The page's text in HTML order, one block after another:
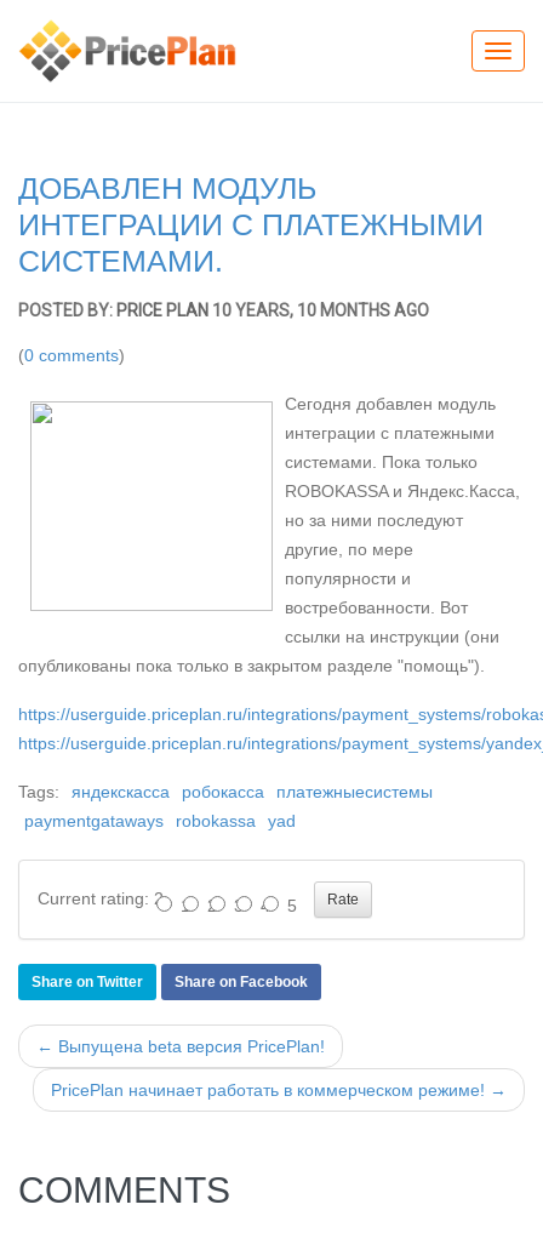
ДОБАВЛЕН МОДУЛЬ
ИНТЕГРАЦИИ С ПЛАТЕЖНЫМИ
СИСТЕМАМИ.
POSTED BY: PRICE PLAN 10 YEARS, 10 MONTHS AGO
(0 comments)
Сегодня добавлен модуль
интеграции с платежными
системами. Пока только
ROBOKASSA и Яндекс.Касса,
но за ними последуют
другие, по мере
популярности и
востребованности. Вот
ссылки на инструкции (они
опубликованы пока только в закрытом разделе "помощь").
https://userguide.priceplan.ru/integrations/payment_systems/
https://userguide.priceplan.ru/integrations/payment_systems/
Tags: яндекскасса робокасса
платежныесистемы
paymentgataways
robokassa yad
Current rating: 2 1 2 3 4 5
Share on Twitter Share on Facebook
← Выпущена beta версия PricePlan!
PricePlan начинает работать в коммерческом режиме! →
COMMENTS